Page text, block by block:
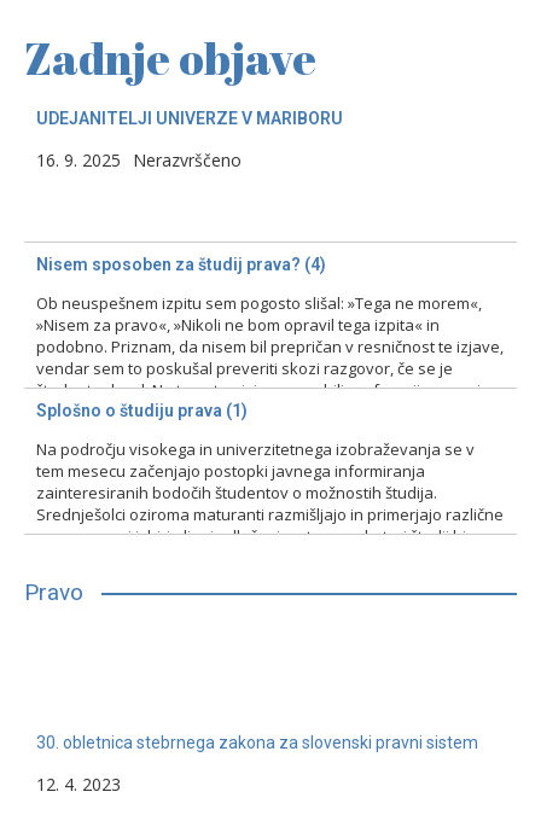
Zadnje objave
UDEJANITELJI UNIVERZE V MARIBORU
16. 9. 2025 Nerazvrščeno
Nisem sposoben za študij prava? (4)
Ob neuspešnem izpitu sem pogosto slišal: »Tega ne morem«,
»Nisem za pravo«, »Nikoli ne bom opravil tega izpita« in
podobno. Priznam, da nisem bil prepričan v resničnost te izjave,
vendar sem to poskušal preveriti skozi razgovor, če se je
študent odzval. Na tovrstne izjave smo bili profesorji pozorni
zlasti pri prvih izpitih, kajti ni bila…
15. 2. 2024 Nerazvrščeno
Splošno o študiju prava (1)
Na področju visokega in univerzitetnega izobraževanja se v
tem mesecu začenjajo postopki javnega informiranja
zainteresiranih bodočih študentov o možnostih študija.
Srednješolci oziroma maturanti razmišljajo in primerjajo različne
programe pri izbiri ali pri odločanju o tem, na kateri študij bi se
Pravo
30. obletnica stebrnega zakona za slovenski pravni sistem
12. 4. 2023